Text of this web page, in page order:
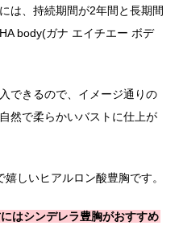
は、持続期間が2年間と長期間
body(ガナ エイチエー ボデ
できるので、イメージ通りの
然で柔らかいバストに仕上が
しいヒアルロン酸豊胸です。
はシンデレラ豊胸がおすすめ